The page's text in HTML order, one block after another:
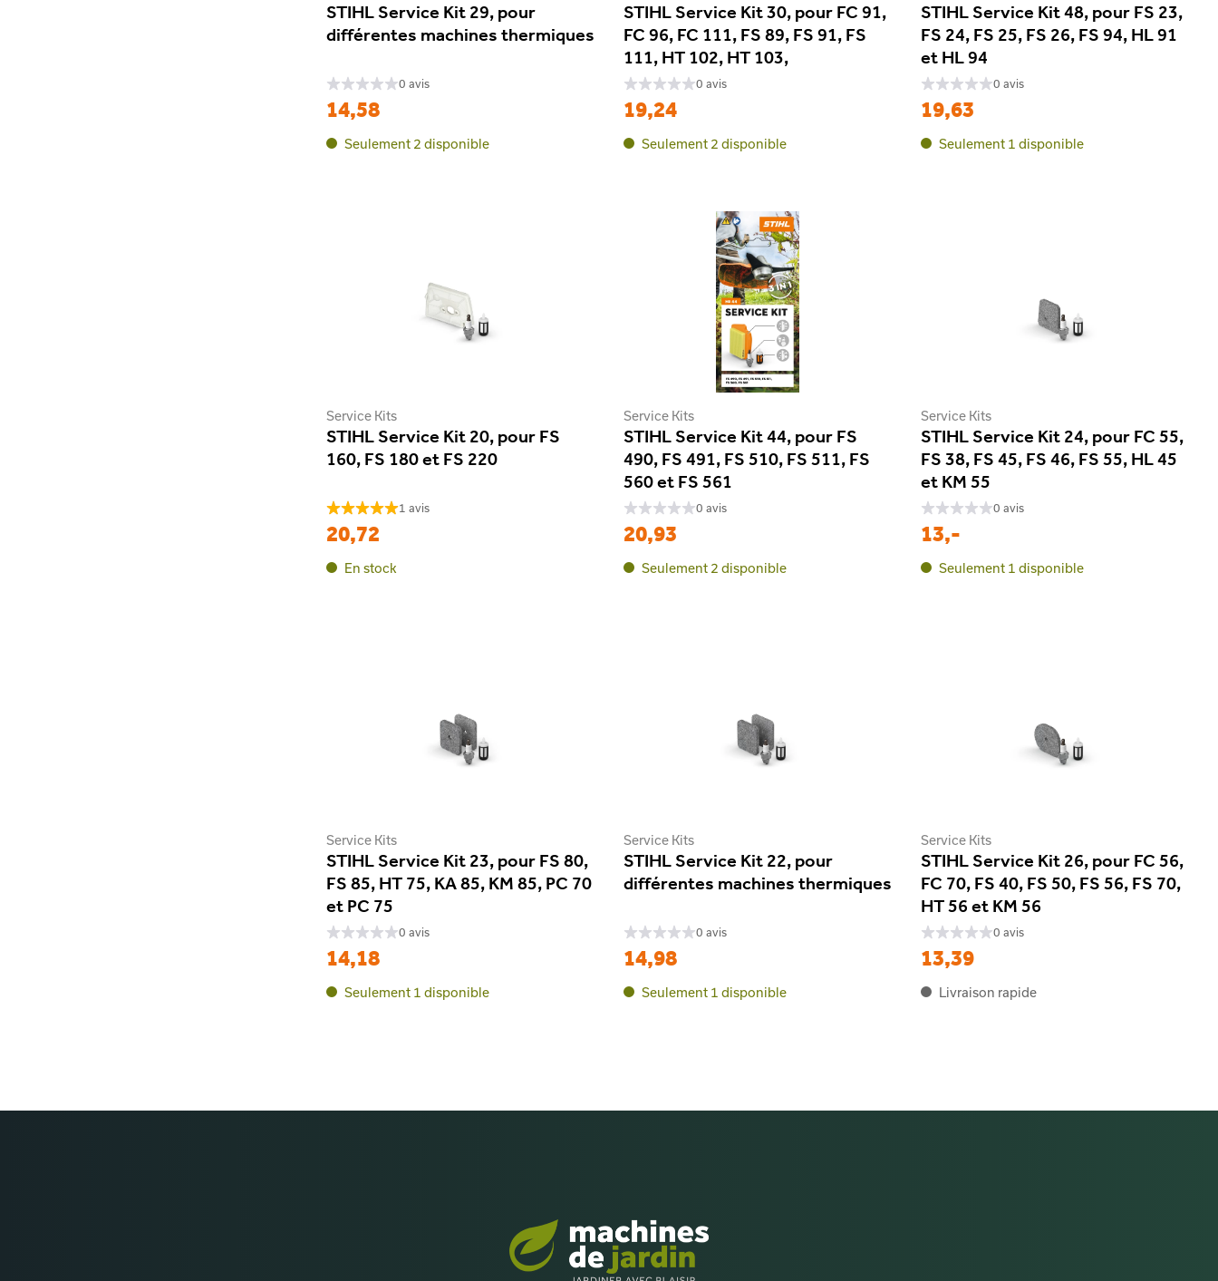
STIHL Service Kit 29, pour
différentes machines thermiques
0 avis
14,58
Seulement 2 disponible
STIHL Service Kit 30, pour FC 91,
FC 96, FC 111, FS 89, FS 91, FS
111, HT 102, HT 103,
0 avis
19,24
Seulement 2 disponible
STIHL Service Kit 48, pour FS 23,
FS 24, FS 25, FS 26, FS 94, HL 91
et HL 94
0 avis
19,63
Seulement 1 disponible
Service Kits
STIHL Service Kit 20, pour FS
160, FS 180 et FS 220
1 avis
20,72
En stock
Service Kits
STIHL Service Kit 44, pour FS
490, FS 491, FS 510, FS 511, FS
560 et FS 561
0 avis
20,93
Seulement 2 disponible
Service Kits
STIHL Service Kit 24, pour FC 55,
FS 38, FS 45, FS 46, FS 55, HL 45
et KM 55
0 avis
13,-
Seulement 1 disponible
Service Kits
STIHL Service Kit 23, pour FS 80,
FS 85, HT 75, KA 85, KM 85, PC 70
et PC 75
0 avis
14,18
Seulement 1 disponible
Service Kits
STIHL Service Kit 22, pour
différentes machines thermiques
0 avis
14,98
Seulement 1 disponible
Service Kits
STIHL Service Kit 26, pour FC 56,
FC 70, FS 40, FS 50, FS 56, FS 70,
HT 56 et KM 56
0 avis
13,39
Livraison rapide